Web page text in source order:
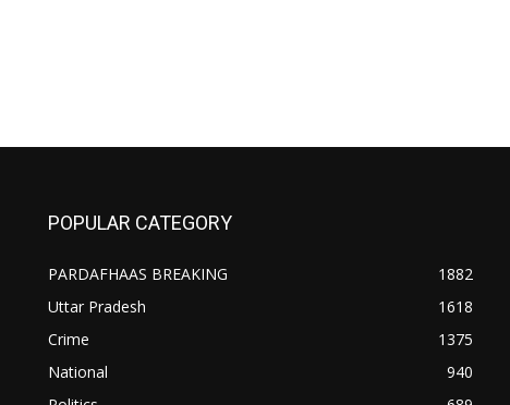
POPULAR CATEGORY
PARDAFHAAS BREAKING
1882
Uttar Pradesh
1618
Crime
1375
National
940